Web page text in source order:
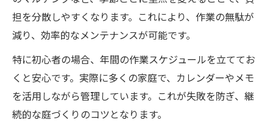
担を分散しやすくなります。これにより、作業の無駄が
減り、効率的なメンテナンスが可能です。
特に初心者の場合、年間の作業スケジュールを立ててお
くと安心です。実際に多くの家庭で、カレンダーやメモ
を活用しながら管理しています。これが失敗を防ぎ、継
続的な庭づくりのコツとなります。